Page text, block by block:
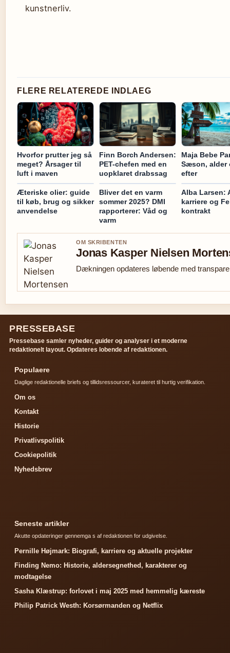
kunstnerliv.
FLERE RELATEREDE INDLAEG
Hvorfor prutter jeg så
meget? Årsager til
luft i maven
Finn Borch Andersen:
PET-chefen med en
uopklaret drabssag
Maja Bebe
Sæson, alder
efter
Æteriske olier: guide
til køb, brug og sikker
anvendelse
Bliver det en varm
sommer 2025? DMI
rapporterer: Våd og
varm
Alba Larsen:
karriere og
kontrakt
OM SKRIBENTEN
Jonas Kasper Nielsen
Dækningen opdateres løbende med
PRESSEBASE
Pressebase samler nyheder, guider og analyser i et moderne
redaktionelt layout. Opdateres lobende af redaktionen.
Populaere
Daglige redaktionelle briefs og tillidsressourcer, kurateret til hurtig verifikation.
Om os
Kontakt
Historie
Privatlivspolitik
Cookiepolitik
Nyhedsbrev
Seneste artikler
Akutte opdateringer gennemga s af redaktionen for udgivelse.
Pernille Højmark: Biografi, karriere og aktuelle projekter
Finding Nemo: Historie, aldersegnethed, karakterer og
modtagelse
Sasha Klæstrup: forlovet i maj 2025 med hemmelig kæreste
Philip Patrick Westh: Korsørmanden og Netflix